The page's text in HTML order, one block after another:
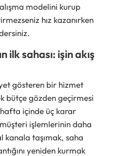
modelini kurup
hız kazanırken
ilk sahası: işin akış
gösteren bir hizmet
bütçe gözden geçirmesi
içinde üç karar
işlemlerinin daha
kanala taşımak, saha
yeniden kurmak